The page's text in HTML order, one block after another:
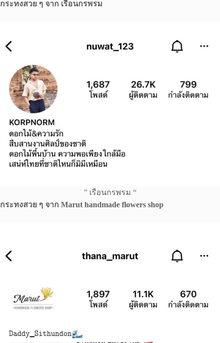
กระทงสวย ๆ จาก เรือนกรพรม
” เรือนกรพรม “
กระทงสวย ๆ จาก Marut handmade flowers shop